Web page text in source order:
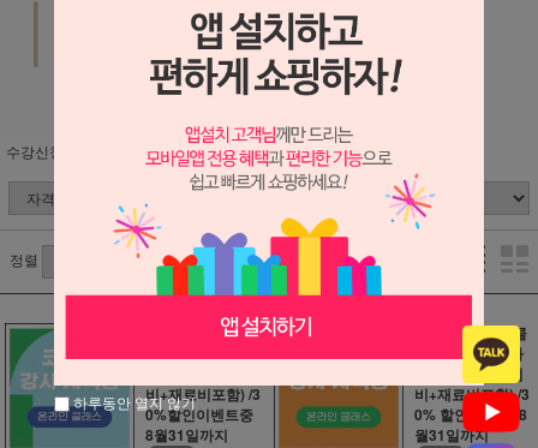
수강신청 온라인(동영상) 수업
정렬
[온라인 자격증 클
비+재료비포함) /3
0%할인이벤트중
8월31일까지
[온라인 자격증 클
래스]대바늘 강사
자격증 과정(수업
비+재료비포함) /3
0% 할인 이벤트 8
월31일까지
하루동안 열지 않기